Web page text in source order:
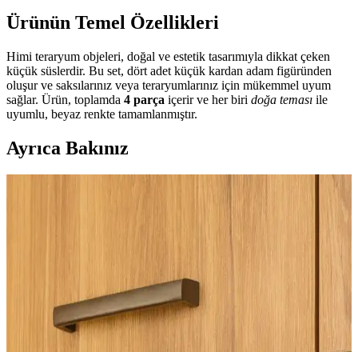
Ürünün Temel Özellikleri
Himi teraryum objeleri, doğal ve estetik tasarımıyla dikkat çeken
küçük süslerdir. Bu set, dört adet küçük kardan adam figüründen
oluşur ve saksılarınız veya teraryumlarınız için mükemmel uyum
sağlar. Ürün, toplamda 4 parça içerir ve her biri doğa teması ile
uyumlu, beyaz renkte tamamlanmıştır.
Ayrıca Bakınız
Ev Dekorasyonunda Pişmanlık Yaratan Tavsiyeler
detaylar kullanıcı deneyimleriyle ele alınıyor.
Yüzeysel Ahşap Raflar: Basit Araçlarla Estetik ve
Fonksiyonel Depolama Çözümleri